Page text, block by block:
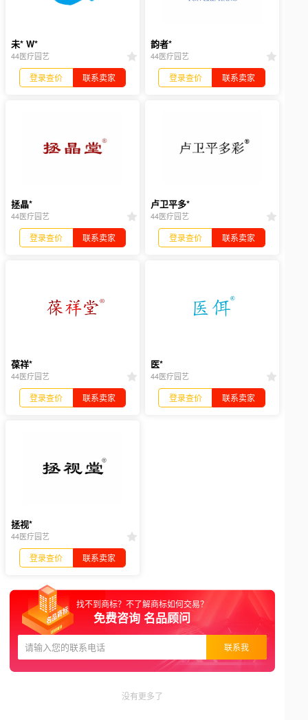
未* W*
44医疗园艺
登录查价 联系卖家
韵者*
44医疗园艺
登录查价 联系卖家
拯晶*
44医疗园艺
登录查价 联系卖家
卢卫平多*
44医疗园艺
登录查价 联系卖家
葆祥*
44医疗园艺
登录查价 联系卖家
医*
44医疗园艺
登录查价 联系卖家
拯视*
44医疗园艺
登录查价 联系卖家
找不到商标？不了解商标如何交易？
免费咨询 名品顾问
联系我
没有更多了